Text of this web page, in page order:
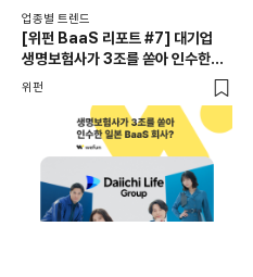
업종별 트렌드
[위펀 BaaS 리포트 #7] 대기업
생명보험사가 3조를 쏟아 인수한
일본 BaaS 회사의 정체는?
위펀